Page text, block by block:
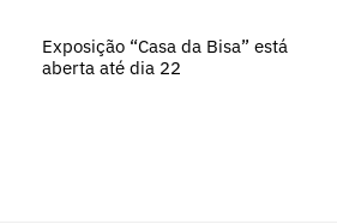
Exposição “Casa da Bisa” está
aberta até dia 22